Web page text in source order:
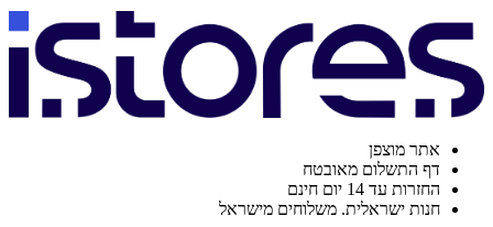
אתר מוצפן
דף התשלום מאובטח
החזרות עד 14 יום חינם
חנות ישראלית. משלוחים מישראל